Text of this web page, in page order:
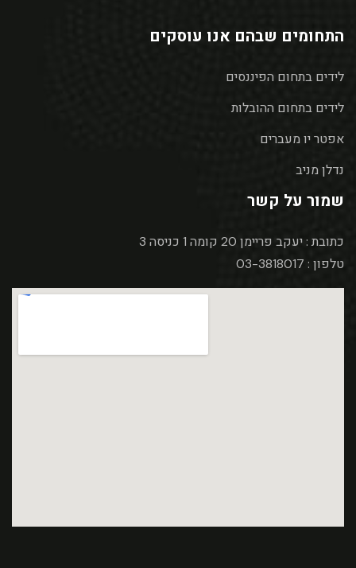
התחומים שבהם אנו עוסקים
לידים בתחום הפיננסים
לידים בתחום ההובלות
אפטר יו מעברים
נדלן מניב
שמור על קשר
כתובת : יעקב פריימן 20 קומה 1 כניסה 3
טלפון : 03-3818017